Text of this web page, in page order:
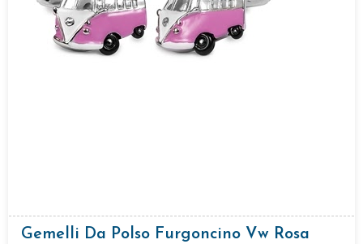
Gemelli Da Polso Furgoncino Vw Rosa